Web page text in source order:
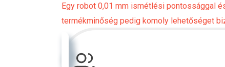
Egy robot 0,01 mm ismétlési pontossággal
termékminőség pedig komoly lehetőséget